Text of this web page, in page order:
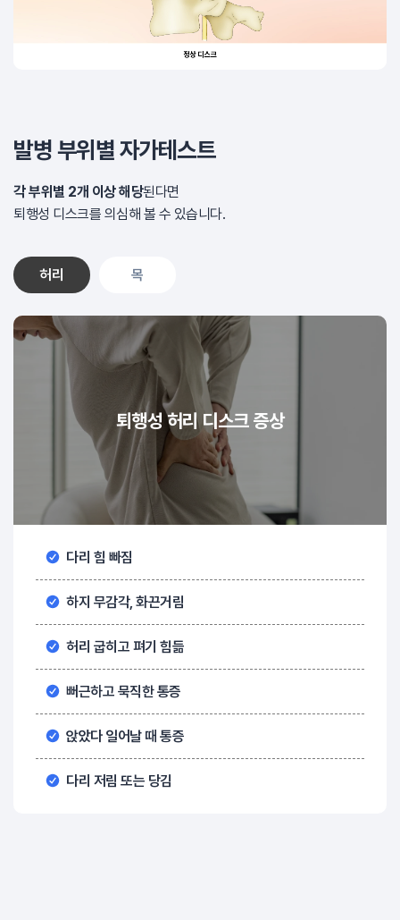
발병 부위별 자가테스트
각 부위별 2개 이상 해당된다면
퇴행성 디스크를 의심해 볼 수 있습니다.
허리 목
퇴행성 허리 디스크 증상
다리 힘 빠짐
하지 무감각, 화끈거림
허리 굽히고 펴기 힘듦
뻐근하고 묵직한 통증
앉았다 일어날 때 통증
다리 저림 또는 당김